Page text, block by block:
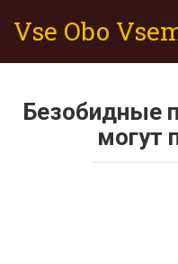
Vse Obo
Безобидные
могут